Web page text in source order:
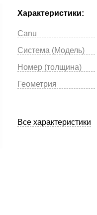
Характеристики:
Canu
Система (Модель)
Номер (толщина)
Геометрия
Все характеристики